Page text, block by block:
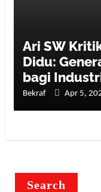
Ari SW
Didu:
bagi
Bekraf Apr 5,
Search